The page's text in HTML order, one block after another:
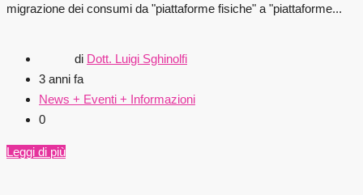
migrazione dei consumi da "piattaforme fisiche" a "piattaforme...
di Dott. Luigi Sghinolfi
3 anni fa
News + Eventi + Informazioni
0
Leggi di più